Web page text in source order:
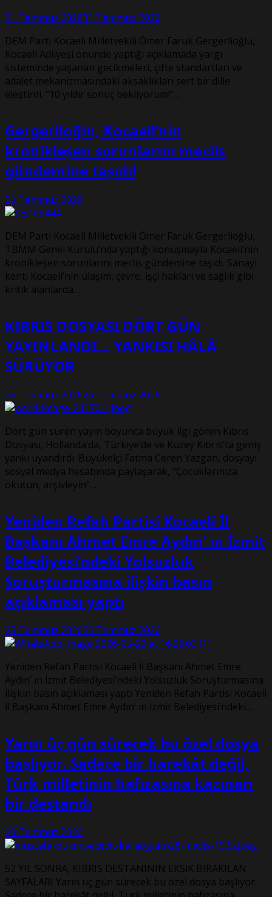
31 Temmuz 202631 Temmuz 2026
DEM Parti Kocaeli Milletvekili Ömer Faruk Gergerlioğlu,
Kocaeli Adliyesi önünde yaptığı açıklamada yargı
sisteminde yaşanan gecikmeleri, çifte standartları ve
adalet mekanizmasındaki aksaklıkları sert bir dille
eleştirdi. “10 yıldır sonuç bekliyorum!”…
Gergerlioğlu, Kocaeli’nin
kronikleşen sorunlarını meclis
gündemine taşıdı!
25 Temmuz 2026
DEM Parti Kocaeli Milletvekili Ömer Faruk Gergerlioğlu,
TBMM Genel Kurulu’nda yaptığı konuşmayla Kocaeli’nin
kronikleşen sorunlarını meclis gündemine taşıdı. Sanayi
kenti Kocaeli’nin ulaşım, çevre, işçi hakları ve sağlık gibi
kritik alanlarda…
KIBRIS DOSYASI DÖRT GÜN
YAYINLANDI… YANKISI HÂLÂ
SÜRÜYOR
25 Temmuz 202626 Temmuz 2026
Dört gün süren yayın boyunca büyük ilgi gören Kıbrıs
Dosyası, Hollanda’da, Türkiye’de ve Kuzey Kıbrıs’ta geniş
yankı uyandırdı. Büyükelçi Fatma Ceren Yazgan, dosyayı
sosyal medya hesabında paylaşarak, “Çocuklarınıza
okutun, arşivleyin”…
Yeniden Refah Partisi Kocaeli İl
Başkanı Ahmet Emre Aydın’ ın İzmit
Belediyesi’ndeki Yolsuzluk
Soruşturmasına ilişkin basın
açıklaması yaptı
25 Temmuz 202625 Temmuz 2026
Yeniden Refah Partisi Kocaeli İl Başkanı Ahmet Emre
Aydın’ ın İzmit Belediyesi’ndeki Yolsuzluk Soruşturmasına
ilişkin basın açıklaması yaptı Yeniden Refah Partisi Kocaeli
İl Başkanı Ahmet Emre Aydın’ ın İzmit Belediyesi’ndeki…
Yarın üç gün sürecek bu özel dosya
başlıyor. Sadece bir harekât değil,
Türk milletinin hafızasına kazınan
bir destandı
20 Temmuz 2026
52 YIL SONRA, KIBRIS DESTANININ EKSİK BIRAKILAN
SAYFALARI Yarın üç gün sürecek bu özel dosya başlıyor.